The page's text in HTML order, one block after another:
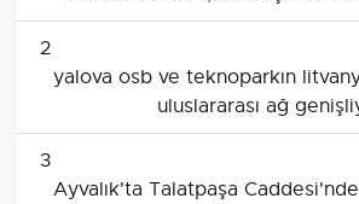
2
yalova osb ve teknoparkın
uluslararası ağ
3
Ayvalık'ta Talatpaşa